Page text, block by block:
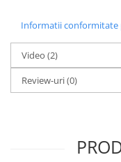
Articole antidaunatori
Sere si solarii
Suflante si aspiratoare
Unelte altoit
Informatii conformitate
Video (2)
Review-uri(0)